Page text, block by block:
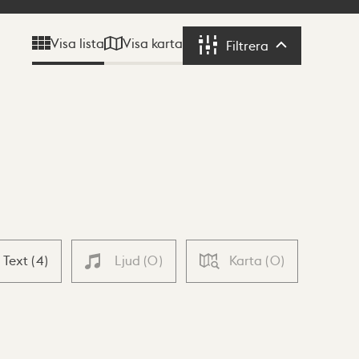
Visa lista Visa karta Filtrera Filtrera
Text (4) Ljud (0) Karta (0)